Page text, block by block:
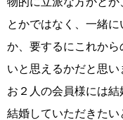
とかではなく、一緒
か、要するにこれか
いと思えるかだと思い
お２人の会員様には
結婚していただきた